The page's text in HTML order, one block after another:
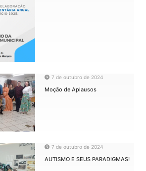
7 de outubro de 2024
Moção de Aplausos
7 de outubro de 2024
AUTISMO E SEUS PARADIGMAS!